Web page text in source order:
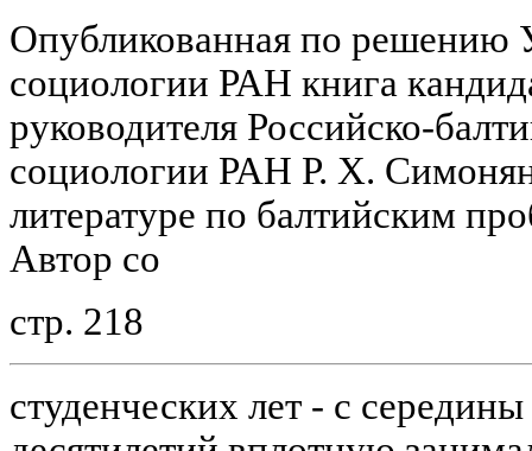
Опубликованная по решению
социологии РАН книга
руководителя Российско-
социологии РАН Р. Х.
литературе по балтийским
Автор со
стр. 218
студенческих лет - с